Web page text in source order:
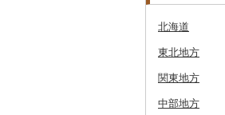
北海道
安平町
八雲町
鹿部町
東北地方
青森県
十和田市
岩手県
関東地方
茨城県
中部地方